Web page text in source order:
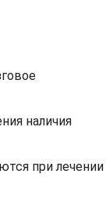
наличия
при лечении